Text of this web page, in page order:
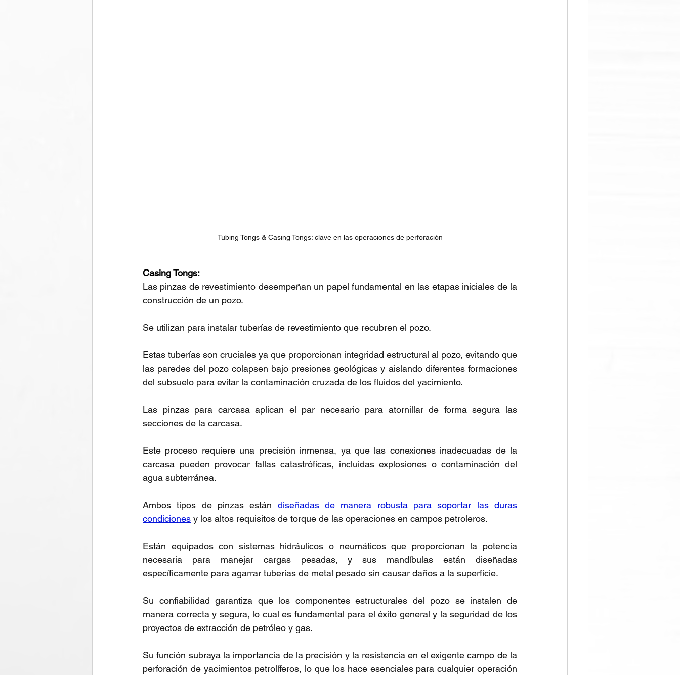
Tubing Tongs & Casing Tongs: clave en las operaciones de perforación
Casing Tongs:
Las pinzas de revestimiento desempeñan un papel fundamental en las etapas iniciales de la
construcción de un pozo.
Se utilizan para instalar tuberías de revestimiento que recubren el pozo.
Estas tuberías son cruciales ya que proporcionan integridad estructural al pozo, evitando que
las paredes del pozo colapsen bajo presiones geológicas y aislando diferentes formaciones
del subsuelo para evitar la contaminación cruzada de los fluidos del yacimiento.
Las pinzas para carcasa aplican el par necesario para atornillar de forma segura las
secciones de la carcasa.
Este proceso requiere una precisión inmensa, ya que las conexiones inadecuadas de la
carcasa pueden provocar fallas catastróficas, incluidas explosiones o contaminación del
agua subterránea.
Ambos tipos de pinzas están diseñadas de manera robusta para soportar las duras
condiciones y los altos requisitos de torque de las operaciones en campos petroleros.
Están equipados con sistemas hidráulicos o neumáticos que proporcionan la potencia
necesaria para manejar cargas pesadas, y sus mandíbulas están diseñadas
específicamente para agarrar tuberías de metal pesado sin causar daños a la superficie.
Su confiabilidad garantiza que los componentes estructurales del pozo se instalen de
manera correcta y segura, lo cual es fundamental para el éxito general y la seguridad de los
proyectos de extracción de petróleo y gas.
Su función subraya la importancia de la precisión y la resistencia en el exigente campo de la
perforación de yacimientos petrolíferos, lo que los hace esenciales para cualquier operación